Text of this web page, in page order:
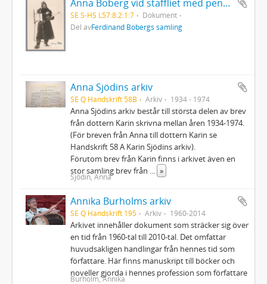
Anna Boberg vid staffliet med pensel och palett redo
SE S-HS L57:8:2:1:7
Dokument
Del avFerdinand Bobergs samling
Anna Sjödins arkiv
SE Q Handskrift 58B Arkiv 1934 - 1974
Anna Sjödins arkiv består till största delen av brev
från dottern Karin skrivna mellan åren 1934-1974.
(För breven från Anna till dottern Karin se
Handskrift 58 A Karin Sjödins arkiv).
Förutom brev från Karin finns i arkivet även en
stor samling brev från
»
Sjödin, Anna
Annika Burholms arkiv
SE Q Handskrift 195 Arkiv 1960-2014
Arkivet innehåller dokument som sträcker sig över
en tid från 1960-tal till 2010-tal. Det omfattar
huvudsakligen handlingar från hennes tid som
författare. Här finns manuskript till böcker och
noveller gjorda i hennes profession som författare
Burholm, Annika